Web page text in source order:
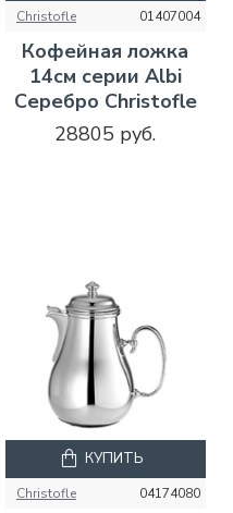
Christofle 01407004
Кофейная ложка
14см серии Albi
Серебро Christofle
28805 руб.
Christofle 04174080
КУПИТЬ